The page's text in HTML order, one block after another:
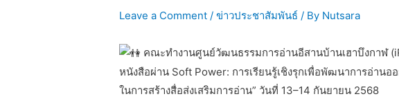
Leave a Comment /ข่าวประชาสัมพันธ์ / By Nutsara
คณะทำงานศูนย์วัฒนธรรมการอ่านอีสานบ้านเฮาบึงกาฬ
หนังสือผ่าน Soft Power: การเรียนรู้เชิงรุกเพื่อพัฒนาการอ่าน
ในการสร้างสื่อส่งเสริมการอ่าน” วันที่ 13–14 กันยายน 2568